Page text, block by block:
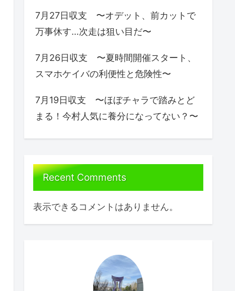
7月27日収支 〜オデット、前カットで
万事休す…次走は狙い目だ〜
7月26日収支 〜夏時間開催スタート、
スマホケイバの利便性と危険性〜
7月19日収支 〜ほぼチャラで踏みとど
まる！今村人気に養分になってない？〜
Recent Comments
表示できるコメントはありません。